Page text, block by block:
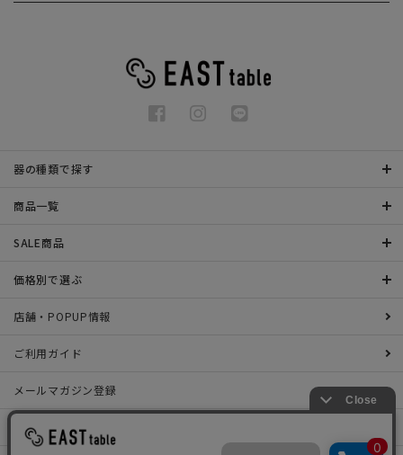
器の種類で探す
商品一覧
SALE商品
価格別で選ぶ
店舗・POPUP情報
ご利用ガイド
メールマガジン登録
お問い合わせ